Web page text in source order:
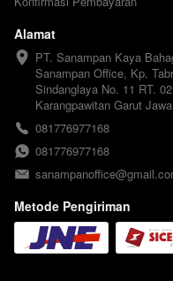
Alamat
PT. Sanampan Kaya
Sanampan Office, Kp.
Sindanglaya No. 11 RT.
Karangpawitan Garut
081776977168
081776977168
Metode Pengiriman